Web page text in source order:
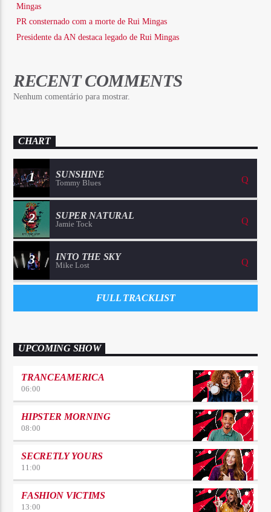
Mingas
PR consternado com a morte de Rui Mingas
Presidente da AN destaca legado de Rui Mingas
RECENT COMMENTS
Nenhum comentário para mostrar.
CHART
1 SUNSHINE
Tommy Blues
2 SUPER NATURAL
Jamie Tock
3 INTO THE SKY
Mike Lost
FULL TRACKLIST
UPCOMING SHOW
TRANCEAMERICA
06:00
HIPSTER MORNING
08:00
SECRETLY YOURS
11:00
FASHION VICTIMS
13:00